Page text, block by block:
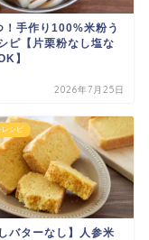
！手作り100%米粉う
ピ【片栗粉なし塩な
】
2026年7月25日
レシピ
バターなし】人参米